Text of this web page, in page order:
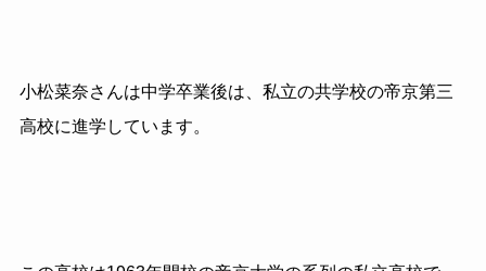
小松菜奈さんは中学卒業後は、私立の共学校の帝京第三
高校に進学しています。